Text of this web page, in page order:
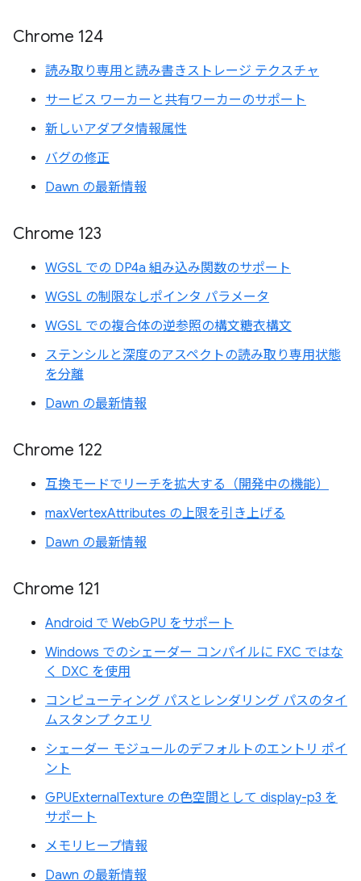
Chrome 124
読み取り専用と読み書きストレージ テクスチャ
サービス ワーカーと共有ワーカーのサポート
新しいアダプタ情報属性
バグの修正
Dawn の最新情報
Chrome 123
WGSL での DP4a 組み込み関数のサポート
WGSL の制限なしポインタ パラメータ
WGSL での複合体の逆参照の構文糖衣構文
ステンシルと深度のアスペクトの読み取り専用状態
を分離
Dawn の最新情報
Chrome 122
互換モードでリーチを拡大する（開発中の機能）
maxVertexAttributes の上限を引き上げる
Dawn の最新情報
Chrome 121
Android で WebGPU をサポート
Windows でのシェーダー コンパイルに FXC ではな
く DXC を使用
コンピューティング パスとレンダリング パスのタイ
ムスタンプ クエリ
シェーダー モジュールのデフォルトのエントリ ポイ
ント
GPUExternalTexture の色空間として display-p3 を
サポート
メモリヒープ情報
Dawn の最新情報